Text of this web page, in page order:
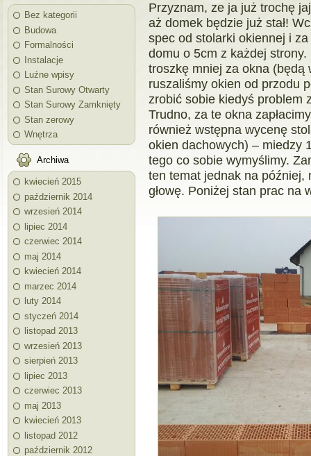
Bez kategorii
Budowa
Formalności
Instalacje
Luźne wpisy
Stan Surowy Otwarty
Stan Surowy Zamknięty
Stan zerowy
Wnętrza
Archiwa
kwiecień 2015
październik 2014
wrzesień 2014
lipiec 2014
czerwiec 2014
maj 2014
kwiecień 2014
marzec 2014
luty 2014
styczeń 2014
listopad 2013
wrzesień 2013
sierpień 2013
lipiec 2013
czerwiec 2013
maj 2013
kwiecień 2013
listopad 2012
październik 2012
Przyznam, ze ja już trochę
aż domek będzie już stał!
spec od stolarki okiennej i
domu o 5cm z każdej strony.
troszkę mniej za okna (będą
ruszaliśmy okien od przodu
zrobić sobie kiedyś problem
Trudno, za te okna
również wstępna wycenę
okien dachowych) – miedzy
tego co sobie wymyślimy.
ten temat jednak na później,
głowę. Poniżej stan prac na